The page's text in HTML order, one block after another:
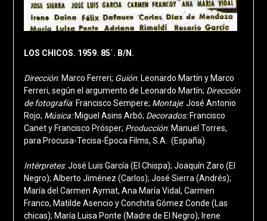
LOS CHICOS. 1959. 85´. B/N.
Dirección: Marco Ferreri; Guión: Leonardo Martín y Marco
Ferreri, según el argumento de Leonardo Martín; Dirección
de fotografía: Francisco Sempere; Montaje: José Antonio
Rojo; Música:Miguel Asins Arbó; Decorados: Francisco
Canet y Francisco Prósper; Producción: Manuel Torres,
para Procusa-Tecisa-Época Films, S.A. (España)
Intérpretes: José Luis García (El Chispa); Joaquín Zaro (El
Negro); Alberto Jiménez (Carlos); José Sierra (Andrés);
María del Carmen Aymat, Ana María Vidal, Carmen
Franco, Matilde Asencio y Conchita Gómez Conde (Las
chicas); María Luisa Ponte (Madre de El Negro); Irene